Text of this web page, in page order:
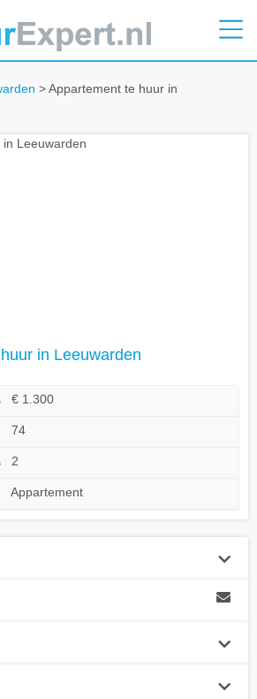
> Appartement te huur in
in Leeuwarden
€ 1.300
74
2
Appartement